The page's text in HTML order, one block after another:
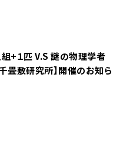
組+１匹 V.S 謎の物理学者
畳敷研究所】開催のお知ら